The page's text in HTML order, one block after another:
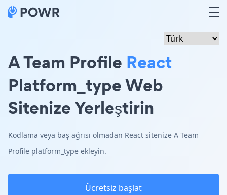
A Team Profile React
Platform_type Web
Sitenize Yerleştirin
Kodlama veya baş ağrısı olmadan React sitenize A Team
Profile platform_type ekleyin.
Ücretsiz başlat